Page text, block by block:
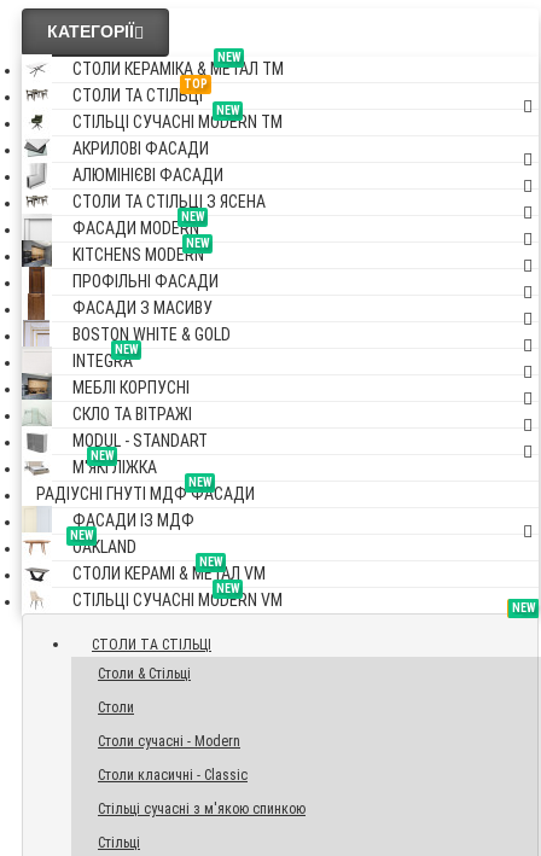
КАТЕГОРІЇ
NEW
СТОЛИ КЕРАМІКА & МЕТАЛ TM
TOP
СТОЛИ ТА СТІЛЬЦІ
NEW
СТІЛЬЦІ СУЧАСНІ MODERN TM
АКРИЛОВІ ФАСАДИ
АЛЮМІНІЄВІ ФАСАДИ
СТОЛИ ТА СТІЛЬЦІ З ЯСЕНА
NEW
ФАСАДИ MODERN
NEW
KITCHENS MODERN
ПРОФІЛЬНІ ФАСАДИ
ФАСАДИ З МАСИВУ
BOSTON WHITE & GOLD
NEW
INTEGRA
МЕБЛІ КОРПУСНІ
СКЛО ТА ВІТРАЖІ
MODUL - STANDART
NEW
М'ЯКІ ЛІЖКА
NEW
РАДІУСНІ ГНУТІ МДФ ФАСАДИ
ФАСАДИ ІЗ МДФ
NEW
OAKLAND
NEW
СТОЛИ КЕРАМІ & МЕТАЛ VM
NEW
СТІЛЬЦІ СУЧАСНІ MODERN VM TOP
СТОЛИ ТА СТІЛЬЦІ
Столи & Стільці
Столи
Столи сучасні - Modern
Столи класичні - Classic
Стільці сучасні з м'якою спинкою
Стільці
NEW
NEW
NEW